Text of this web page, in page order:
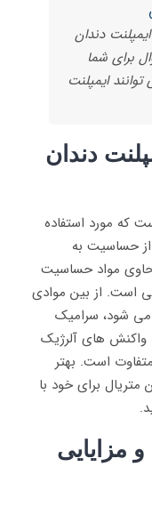
دندان
برای شما
ایمپلنت
دندان
بیش از 40 سال است که مورد استفاده
حساسیت به
حاوی مواد حساسیت
است. از بین موادی
می شود، سرامیک
واکنش های آلرژیک
است. بهتر
برای خود با
مزایایی